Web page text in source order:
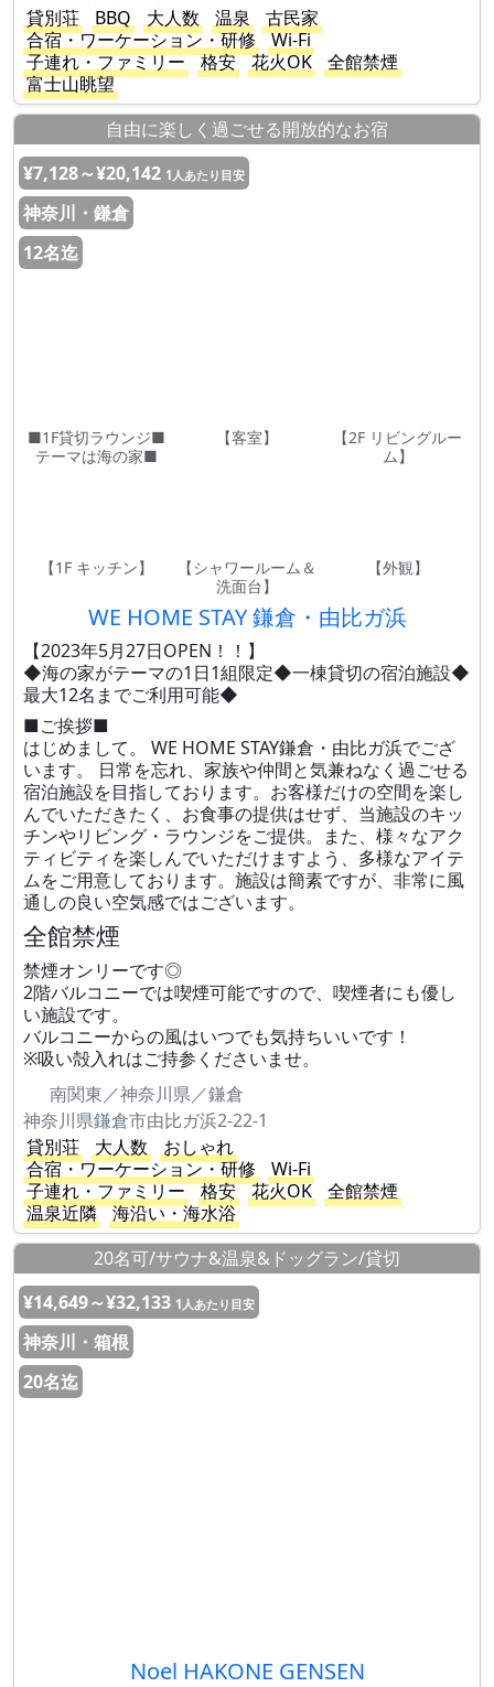
貸別荘
BBQ 大人数 温泉
古民家
合宿・ワーケーション・研修
Wi-Fi
子連れ・ファミリー
格安 花火OK
全館禁煙
富士山眺望
自由に楽しく過ごせる開放的なお宿
¥7,128～¥20,142 1人あたり目安
神奈川・鎌倉
12名迄
■1F貸切ラウンジ■
テーマは海の家■
【客室】
【2F リビングルー
ム】
【1F キッチン】
【シャワールーム＆
洗面台】
【外観】
WE HOME STAY 鎌倉・由比ガ浜
【2023年5月27日OPEN！！】
◆海の家がテーマの1日1組限定◆一棟貸切の宿泊施設◆
最大12名までご利用可能◆
■ご挨拶■
はじめまして。 WE HOME STAY鎌倉・由比ガ浜でござ
います。 日常を忘れ、家族や仲間と気兼ねなく過ごせる
宿泊施設を目指しております。お客様だけの空間を楽し
んでいただきたく、お食事の提供はせず、当施設のキッ
チンやリビング・ラウンジをご提供。また、様々なアク
ティビティを楽しんでいただけますよう、多様なアイテ
ムをご用意しております。施設は簡素ですが、非常に風
通しの良い空気感ではございます。
全館禁煙
禁煙オンリーです◎
2階バルコニーでは喫煙可能ですので、喫煙者にも優し
い施設です。
バルコニーからの風はいつでも気持ちいいです！
※吸い殻入れはご持参くださいませ。
南関東／神奈川県／鎌倉
神奈川県鎌倉市由比ガ浜2-22-1
貸別荘
大人数
おしゃれ
合宿・ワーケーション・研修
Wi-Fi
子連れ・ファミリー
格安 花火OK
全館禁煙
温泉近隣
海沿い・海水浴
20名可/サウナ&温泉&ドッグラン/貸切
¥14,649～¥32,133 1人あたり目安
神奈川・箱根
20名迄
Noel HAKONE GENSEN